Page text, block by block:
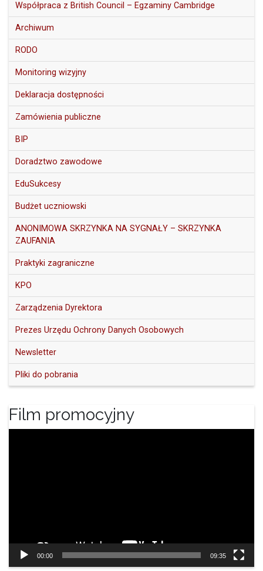
Współpraca z British Council – Egzaminy Cambridge
Archiwum
RODO
Monitoring wizyjny
Deklaracja dostępności
Zamówienia publiczne
BIP
Doradztwo zawodowe
EduSukcesy
Budżet uczniowski
ANONIMOWA SKRZYNKA NA SYGNAŁY – SKRZYNKA
ZAUFANIA
Praktyki zagraniczne
KPO
Zarządzenia Dyrektora
Prezes Urzędu Ochrony Danych Osobowych
Newsletter
Pliki do pobrania
Film promocyjny
00:00 09:35